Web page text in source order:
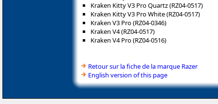
Kraken Kitty V3 Pro Quartz (RZ04-0517)
Kraken Kitty V3 Pro White (RZ04-0517)
Kraken V3 Pro (RZ04-0346)
Kraken V4 (RZ04-0517)
Kraken V4 Pro (RZ04-0516)
Retour sur la fiche de la marque Razer
English version of this page